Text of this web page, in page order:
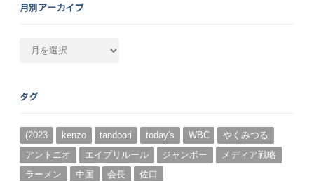
月別アーカイブ
カ
ブ
タグ
(2023 kenzo tandoori today's WBC
やくみつる
アントニオ
エイプリルール ジャンボー
メディア戦略
ラーメン
中国 会長
佐口